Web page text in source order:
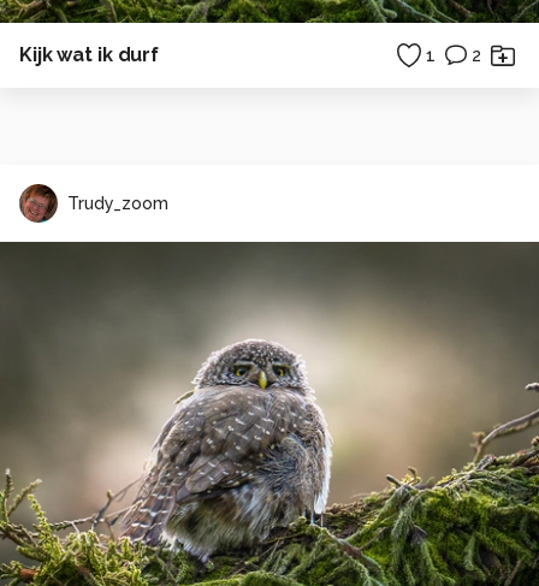
Kijk wat ik durf 1 2
Trudy_zoom